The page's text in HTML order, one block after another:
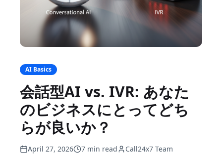
AI Basics
会話型AI vs. IVR: あなた
のビジネスにとってどち
らが良いか？
April 27, 2026 7 min read Call24x7 Team